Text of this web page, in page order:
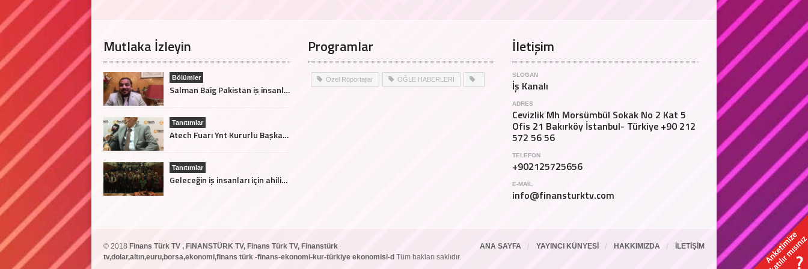
Mutlaka İzleyin
Bölümler
Salman Baig Pakistan iş insanları ile özel röportajı (İngilizce yayın)
Tanıtımlar
Atech Fuarı Ynt Kururlu Başkanı Mehmet İpekçi açıklamalarda bulundu
Tanıtımlar
Geleceğin iş insanları için ahilik paneli düzenlendi.
Programlar
Özel Röportajlar ÖĞLE HABERLERİ
İletişim
SLOGAN
İş Kanalı
ADRES
Cevizlik Mh Morsümbül Sokak No 2 Kat 5
Ofis 21 Bakırköy İstanbul- Türkiye +90 212
572 56 56
TELEFON
+902125725656
E-MAIL
info@finansturktv.com
ANA SAYFA YAYINCI KÜNYESI HAKKIMIZDA İLETIŞIM
© 2018 Finans Türk TV , FiNANSTÜRK TV, Finans Türk TV, Finanstürk
tv,dolar,altın,euru,borsa,ekonomi,finans türk -finans-ekonomi-kur-türkiye ekonomisi-d Tüm hakları saklıdır.